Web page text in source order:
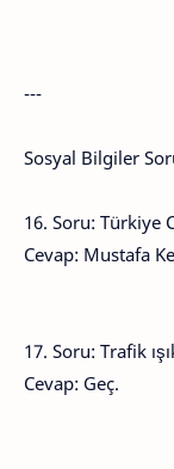
---
Sosyal Bilgiler
16. Soru: Türkiye
Cevap: Mustafa
17. Soru: Trafik
Cevap: Geç.